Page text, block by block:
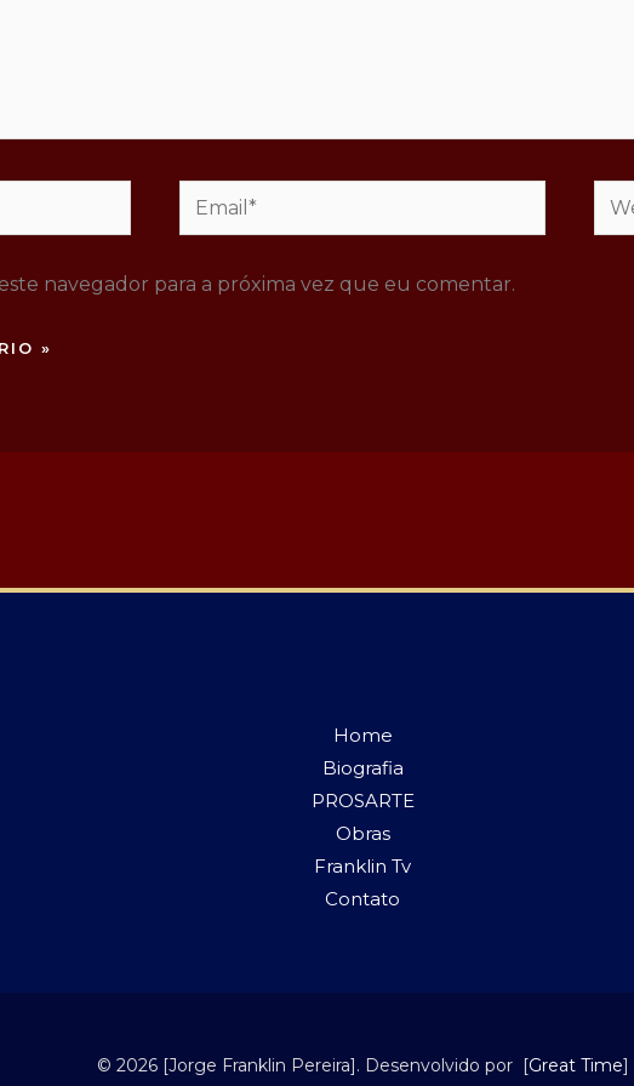
Email*
navegador para a próxima vez que eu comentar.
Home
Biografia
PROSARTE
Obras
Franklin Tv
Contato
© 2026 [Jorge Franklin Pereira]. Desenvolvido por [Great Time]